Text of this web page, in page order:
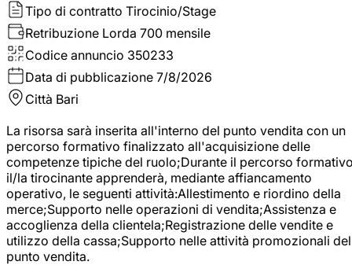
Tipo di contratto Tirocinio/Stage
Retribuzione Lorda 700 mensile
Codice annuncio 350233
Data di pubblicazione 7/8/2026
Città Bari
La risorsa sarà inserita all'interno del punto vendita con un
percorso formativo finalizzato all'acquisizione delle
competenze tipiche del ruolo;Durante il percorso
il/la tirocinante apprenderà, mediante affiancamento
operativo, le seguenti attività:Allestimento e riordino della
merce;Supporto nelle operazioni di vendita;Assistenza e
accoglienza della clientela;Registrazione delle vendite e
utilizzo della cassa;Supporto nelle attività promozionali del
punto vendita.